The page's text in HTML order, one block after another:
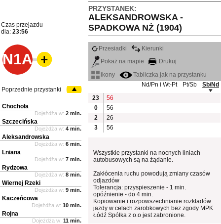
PRZYSTANEK:
ALEKSANDROWSKA -
SPADKOWA NŻ (1904)
Czas przejazdu
dla: 23:56
N1A
Przesiadki
Kierunki
Pokaż na mapie
Drukuj
ikony
Tabliczka jak na przystanku
Nd/Pn i Wt-Pt
Pt/Sb
Sb/Nd
23
56
0
56
2
26
3
56
Wszystkie przystanki na nocnych liniach
autobusowych są na żądanie.
Zakłócenia ruchu powodują zmiany czasów
odjazdów
Tolerancja: przyspieszenie - 1 min.
opóźnienie - do 4 min.
Kopiowanie i rozpowszechnianie rozkładów
jazdy w celach zarobkowych bez zgody MPK
Łódź Spółka z o.o jest zabronione.
Poprzednie przystanki
Chochoła
Dojeżdża w: 2 min.
Szczecińska
Dojeżdża w: 4 min.
Aleksandrowska
Dojeżdża w: 6 min.
Lniana
Dojeżdża w: 7 min.
Rydzowa
Dojeżdża w: 8 min.
Wiernej Rzeki
Dojeżdża w: 9 min.
Kaczeńcowa
Dojeżdża w: 10 min.
Rojna
Dojeżdża w: 11 min.